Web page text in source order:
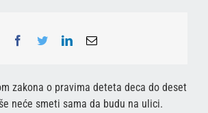
Facebook
TwitterLinkedInEmail
zakona o pravima deteta deca do deset
neće smeti sama da budu na ulici.